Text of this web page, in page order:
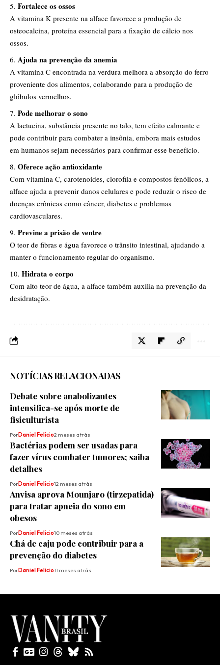
Fortalece os ossos
A vitamina K presente na alface favorece a produção de
osteocalcina, proteína essencial para a fixação de cálcio nos
ossos.
Ajuda na prevenção da anemia
A vitamina C encontrada na verdura melhora a absorção do ferro
proveniente dos alimentos, colaborando para a produção de
glóbulos vermelhos.
Pode melhorar o sono
A lactucina, substância presente no talo, tem efeito calmante e
pode contribuir para combater a insônia, embora mais estudos
em humanos sejam necessários para confirmar esse benefício.
Oferece ação antioxidante
Com vitamina C, carotenoides, clorofila e compostos fenólicos, a
alface ajuda a prevenir danos celulares e pode reduzir o risco de
doenças crônicas como câncer, diabetes e problemas
cardiovasculares.
Previne a prisão de ventre
O teor de fibras e água favorece o trânsito intestinal, ajudando a
manter o funcionamento regular do organismo.
Hidrata o corpo
Com alto teor de água, a alface também auxilia na prevenção da
desidratação.
NOTÍCIAS RELACIONADAS
Debate sobre anabolizantes
intensifica-se após morte de
fisiculturista
PorDaniel Felicio2 meses atrás
Bactérias podem ser usadas para
fazer vírus combater tumores; saiba
detalhes
PorDaniel Felicio12 meses atrás
Anvisa aprova Mounjaro (tirzepatida)
para tratar apneia do sono em
obesos
PorDaniel Felicio10 meses atrás
Chá de caju pode contribuir para a
prevenção do diabetes
PorDaniel Felicio11 meses atrás